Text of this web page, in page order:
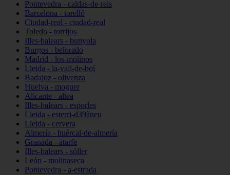
Pontevedra - caldas-de-reis
Barcelona - torelló
Ciudad-real - ciudad-real
Toledo - torrijos
Illes-balears - bunyola
Burgos - belorado
Madrid - los-molinos
Lleida - la-vall-de-boí
Badajoz - olivenza
Huelva - moguer
Alicante - altea
Illes-balears - esporles
Lleida - esterri-d39àneu
Lleida - cervera
Almería - huércal-de-almería
Granada - atarfe
Illes-balears - sóller
León - molinaseca
Pontevedra - a-estrada